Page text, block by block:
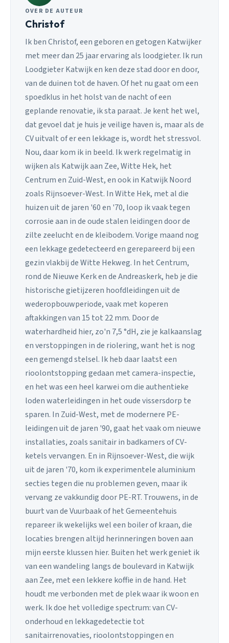
OVER DE AUTEUR
Christof
Ik ben Christof, een geboren en getogen Katwijker
met meer dan 25 jaar ervaring als loodgieter. Ik run
Loodgieter Katwijk en ken deze stad door en door,
van de duinen tot de haven. Of het nu gaat om een
spoedklus in het holst van de nacht of een
geplande renovatie, ik sta paraat. Je kent het wel,
dat gevoel dat je huis je veilige haven is, maar als de
CV uitvalt of er een lekkage is, wordt het stressvol.
Nou, daar kom ik in beeld. Ik werk regelmatig in
wijken als Katwijk aan Zee, Witte Hek, het
Centrum en Zuid-West, en ook in Katwijk Noord
zoals Rijnsoever-West. In Witte Hek, met al die
huizen uit de jaren '60 en '70, loop ik vaak tegen
corrosie aan in de oude stalen leidingen door de
zilte zeelucht en de kleibodem. Vorige maand nog
een lekkage gedetecteerd en gerepareerd bij een
gezin vlakbij de Witte Hekweg. In het Centrum,
rond de Nieuwe Kerk en de Andreaskerk, heb je die
historische gietijzeren hoofdleidingen uit de
wederopbouwperiode, vaak met koperen
aftakkingen van 15 tot 22 mm. Door de
waterhardheid hier, zo'n 7,5 °dH, zie je kalkaanslag
en verstoppingen in de riolering, want het is nog
een gemengd stelsel. Ik heb daar laatst een
rioolontstopping gedaan met camera-inspectie,
en het was een heel karwei om die authentieke
loden waterleidingen in het oude vissersdorp te
sparen. In Zuid-West, met de modernere PE-
leidingen uit de jaren '90, gaat het vaak om nieuwe
installaties, zoals sanitair in badkamers of CV-
ketels vervangen. En in Rijnsoever-West, die wijk
uit de jaren '70, kom ik experimentele aluminium
secties tegen die nu problemen geven, maar ik
vervang ze vakkundig door PE-RT. Trouwens, in de
buurt van de Vuurbaak of het Gemeentehuis
repareer ik wekelijks wel een boiler of kraan, die
locaties brengen altijd herinneringen boven aan
mijn eerste klussen hier. Buiten het werk geniet ik
van een wandeling langs de boulevard in Katwijk
aan Zee, met een lekkere koffie in de hand. Het
houdt me verbonden met de plek waar ik woon en
werk. Ik doe het volledige spectrum: van CV-
onderhoud en lekkagedetectie tot
sanitairrenovaties, rioolontstoppingen en